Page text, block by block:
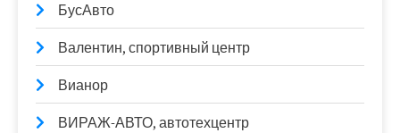
БусАвто
Валентин, спортивный центр
Вианор
ВИРАЖ-АВТО, автотехцентр